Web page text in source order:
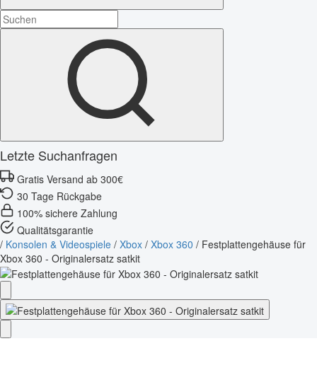
Letzte Suchanfragen
Gratis Versand ab 300€
30 Tage Rückgabe
100% sichere Zahlung
Qualitätsgarantie
/ Konsolen & Videospiele / Xbox / Xbox 360 / Festplattengehäuse für
Xbox 360 - Originalersatz satkit